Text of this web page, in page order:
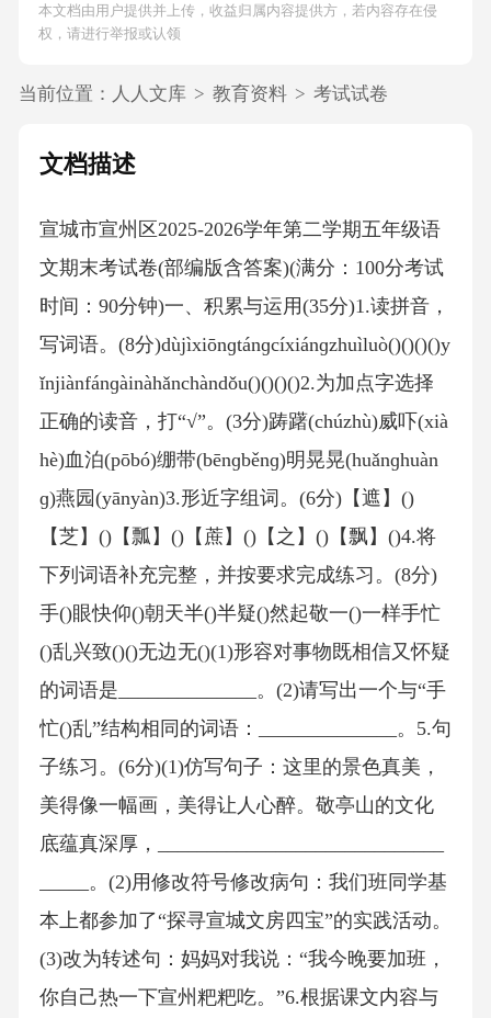
本文档由用户提供并上传，收益归属内容提供方，若内容存在侵
权，请进行举报或认领
当前位置： 人人文库 > 教育资料 > 考试试卷
文档描述
宣城市宣州区2025-2026学年第二学期五年级语
文期末考试卷(部编版含答案)(满分：100分考试
时间：90分钟)一、积累与运用(35分)1.读拼音，
写词语。(8分)dùjìxiōnɡtánɡcíxiánɡzhuìluò()()()()y
ǐnjiànfánɡàinàhǎnchàndǒu()()()()2.为加点字选择
正确的读音，打“√”。(3分)踌躇(chúzhù)威吓(xià
hè)血泊(pōbó)绷带(bēnɡběnɡ)明晃晃(huǎnɡhuàn
ɡ)燕园(yānyàn)3.形近字组词。(6分)【遮】()
【芝】()【瓢】()【蔗】()【之】()【飘】()4.将
下列词语补充完整，并按要求完成练习。(8分)
手()眼快仰()朝天半()半疑()然起敬一()一样手忙
()乱兴致()()无边无()(1)形容对事物既相信又怀疑
的词语是______________。(2)请写出一个与“手
忙()乱”结构相同的词语：______________。5.句
子练习。(6分)(1)仿写句子：这里的景色真美，
美得像一幅画，美得让人心醉。敬亭山的文化
底蕴真深厚，_____________________________
_____。(2)用修改符号修改病句：我们班同学基
本上都参加了“探寻宣城文房四宝”的实践活动。
(3)改为转述句：妈妈对我说：“我今晚要加班，
你自己热一下宣州粑粑吃。”6.根据课文内容与